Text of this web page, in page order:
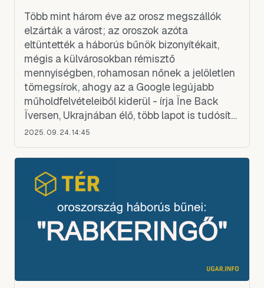
Több mint három éve az orosz megszállók
elzárták a várost; az oroszok azóta
eltüntették a háborús bűnök bizonyítékait,
mégis a külvárosokban rémisztő
mennyiségben, rohamosan nőnek a jelöletlen
tömegsírok, ahogy az a Google legújabb
műholdfelvételeiből kiderül - írja Ïne Back
Ïversen, Ukrajnában élő, több lapot is tudósító
újságíró.
2025. 09. 24. 14:45